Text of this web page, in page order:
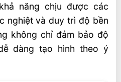
năng chịu được các
nghiệt và duy trì độ bền
không chỉ đảm bảo độ
dàng tạo hình theo ý